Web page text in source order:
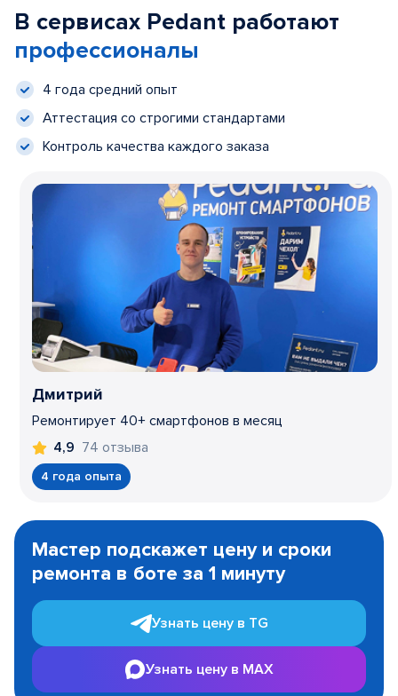
В сервисах Pedant работают
профессионалы
4 года средний опыт
Аттестация со строгими стандартами
Контроль качества каждого заказа
Дмитрий
Ремонтирует 40+ смартфонов в месяц
4,9 74 отзыва
4 года опыта
1
Мастер подскажет цену и сроки
ремонта в боте за 1 минуту
Узнать цену в TG
Узнать цену в MAX